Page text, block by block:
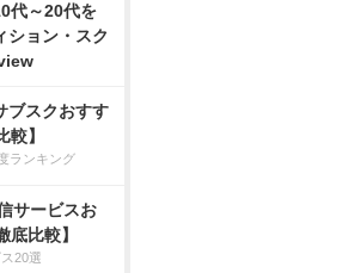
代～20代を
ション・スク
ブスクおすす
】
ランキング
サービスお
底比較】
20選